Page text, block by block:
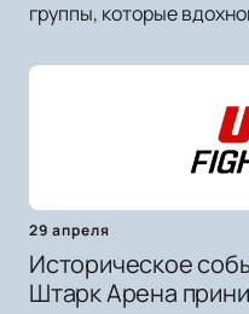
группы, которые
29 апреля
Историческое
Штарк Арена